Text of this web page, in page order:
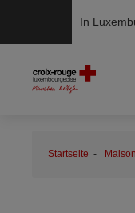
In
Startseite